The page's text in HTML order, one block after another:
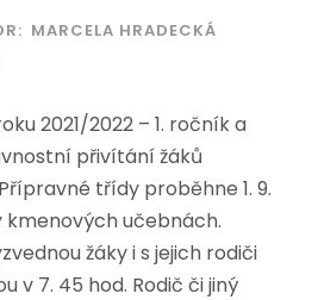
MARCELA HRADECKÁ
2021/2022 – 1. ročník a
přivítání žáků
třídy proběhne 1. 9.
kmenových učebnách.
žáky i s jejich rodiči
v 7. 45 hod. Rodič či jiný